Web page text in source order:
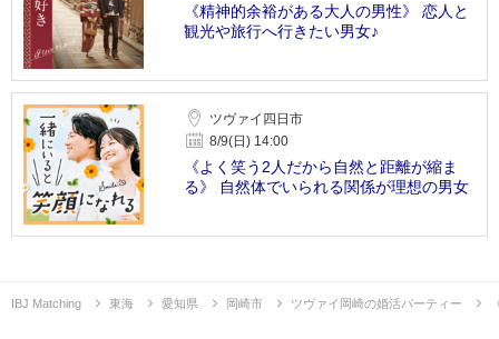
《精神的余裕がある大人の男性》 恋人と
観光や旅行へ行きたい男女♪
ツヴァイ四日市
8/9(日) 14:00
《よく笑う2人だから自然と距離が縮ま
る》 自然体でいられる関係が理想の男女
IBJ Matching 東海 愛知県 岡崎市 ツヴァイ岡崎の婚活パーティー